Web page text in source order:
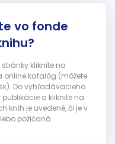
vo fonde
kliknite na
online katalóg (môžete
Do vyhľadávacieho
a kliknite na
kníh je uvedené, či je v
požičaná.